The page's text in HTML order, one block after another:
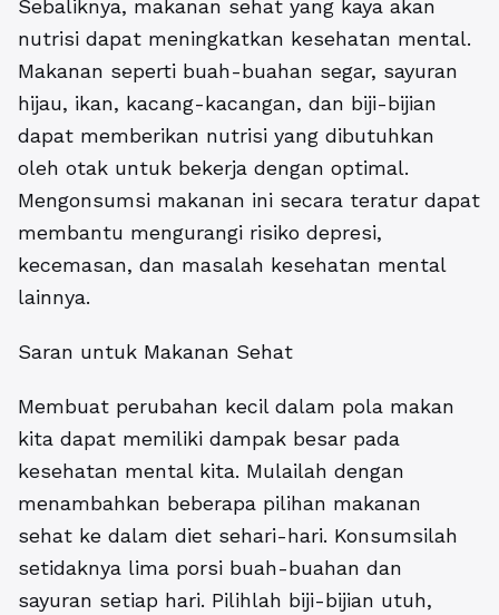
Sebaliknya, makanan sehat yang kaya akan
nutrisi dapat meningkatkan kesehatan mental.
Makanan seperti buah-buahan segar, sayuran
hijau, ikan, kacang-kacangan, dan biji-bijian
dapat memberikan nutrisi yang dibutuhkan
oleh otak untuk bekerja dengan optimal.
Mengonsumsi makanan ini secara teratur dapat
membantu mengurangi risiko depresi,
kecemasan, dan masalah kesehatan mental
lainnya.
Saran untuk Makanan Sehat
Membuat perubahan kecil dalam pola makan
kita dapat memiliki dampak besar pada
kesehatan mental kita. Mulailah dengan
menambahkan beberapa pilihan makanan
sehat ke dalam diet sehari-hari. Konsumsilah
setidaknya lima porsi buah-buahan dan
sayuran setiap hari. Pilihlah biji-bijian utuh,